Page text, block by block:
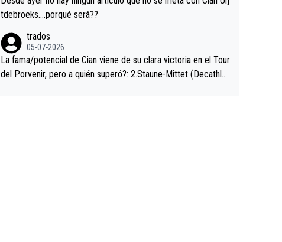
tdebroeks….porqué será??
trados
05-07-2026
La fama/potencial de Cian viene de su clara victoria en el Tour
del Porvenir, pero a quién superó?: 2.Staune-Mittet (Decathlo